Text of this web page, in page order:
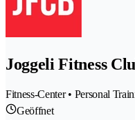
Joggeli Fitness
Fitness-Center • Personal
Geöffnet